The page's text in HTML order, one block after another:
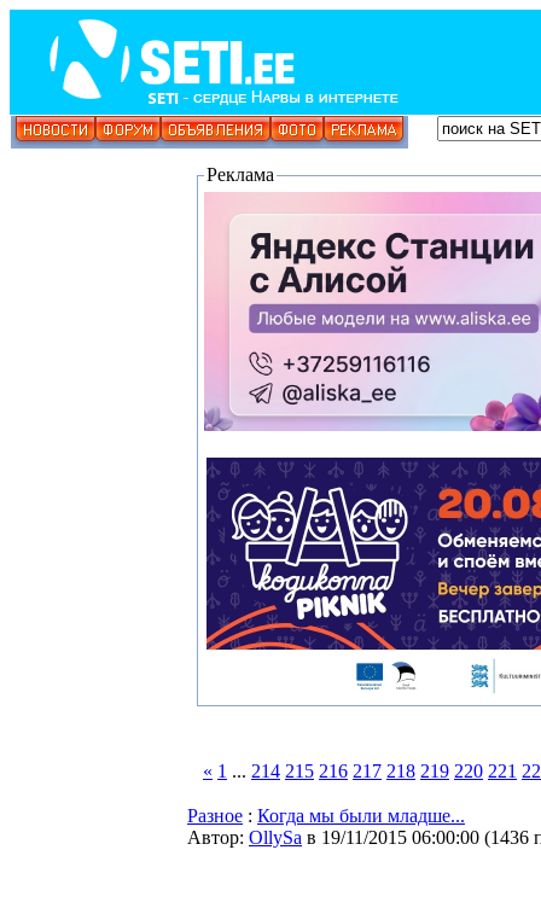
Реклама
« 1 ... 214 215 216 217 218 219 220 221
Разное : Когда мы были младше...
Автор: OllySa в 19/11/2015 06:00:00 (1436